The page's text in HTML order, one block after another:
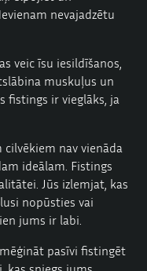
nevajadzētu
veic īsu iesildīšanos,
muskuļus un
fistings ir vieglāks, ja
nav vienāda
ideālam. Fistings
Jūs izlemjat, kas
nopūsties vai
jums ir labi.
pasīvi fistingēt